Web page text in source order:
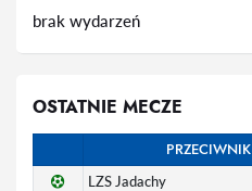
brak wydarzeń
OSTATNIE MECZE
PRZECIWNIK
LZS Jadachy